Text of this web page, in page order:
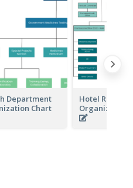
Department
Chart
Hotel Resorts
Organization